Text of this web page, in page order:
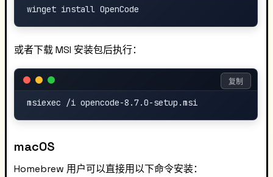
或者下载 MSI 安装包后执行：
复制
macOS
Homebrew 用户可以直接用以下命令安装：